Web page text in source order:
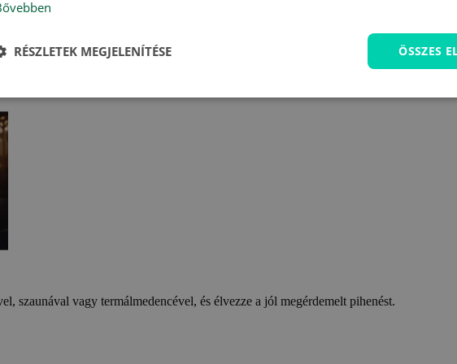
szaunával vagy termálmedencével, és élvezze a jól megérdemelt pihenést.
ÖSSZES
RÉSZLETEK MEGJELENÍTÉSE